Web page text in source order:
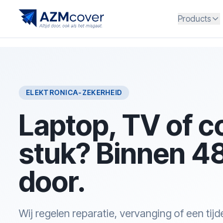
Products
ELEKTRONICA-ZEKERHEID
Laptop, TV of
stuk? Binnen
door.
Wij regelen reparatie, vervanging of een